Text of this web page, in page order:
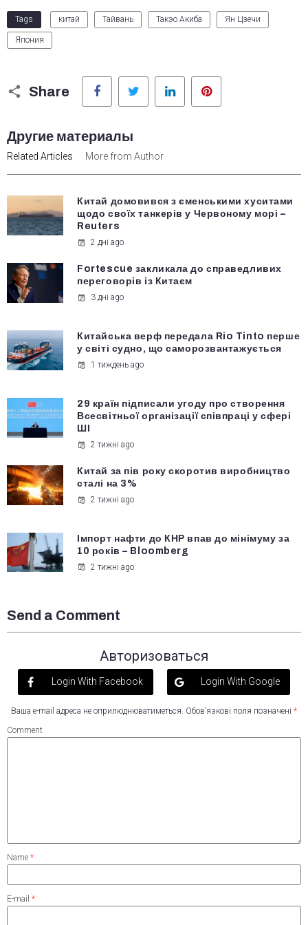
Tags китай Тайвань Такэо Акиба Ян Цзечи
Япония
Share
Facebook Twitter LinkedIn
Другие материалы
Related Articles More from Author
Китай домовився з єменськими хуситами
щодо своїх танкерів у Червоному морі –
Reuters
2 дні ago
Fortescue закликала до справедливих
переговорів із Китаєм
3 дні ago
Китайська верф передала Rio Tinto перше
у світі судно, що саморозвантажується
1 тиждень ago
29 країн підписали угоду про створення
Всесвітньої організації співпраці у сфері
ШІ
2 тижні ago
Китай за пів року скоротив виробництво
сталі на 3%
2 тижні ago
Імпорт нафти до КНР впав до мінімуму за
10 років – Bloomberg
2 тижні ago
Send a Comment
Авторизоваться
Login With Facebook Login With Google
Ваша e-mail адреса не оприлюднюватиметься. Обов’язкові поля позначені *
Comment
Name *
E-mail *